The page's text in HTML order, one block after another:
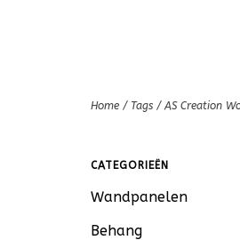
Home / Tags / AS Creation
CATEGORIEËN
Wandpanelen
Behang